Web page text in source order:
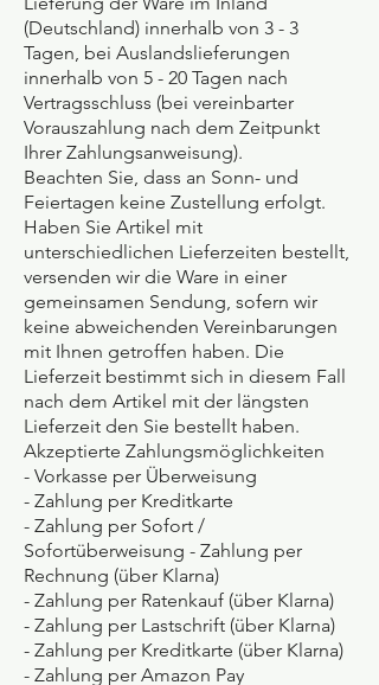
(Deutschland) innerhalb von 3 - 3
Tagen, bei Auslandslieferungen
innerhalb von 5 - 20 Tagen nach
Vertragsschluss (bei vereinbarter
Vorauszahlung nach dem Zeitpunkt
Ihrer Zahlungsanweisung).
Beachten Sie, dass an Sonn- und
Feiertagen keine Zustellung erfolgt.
Haben Sie Artikel mit
unterschiedlichen Lieferzeiten bestellt,
versenden wir die Ware in einer
gemeinsamen Sendung, sofern wir
keine abweichenden Vereinbarungen
mit Ihnen getroffen haben. Die
Lieferzeit bestimmt sich in diesem Fall
nach dem Artikel mit der längsten
Lieferzeit den Sie bestellt haben.
Akzeptierte Zahlungsmöglichkeiten
- Vorkasse per Überweisung
- Zahlung per Kreditkarte
- Zahlung per Sofort /
Sofortüberweisung - Zahlung per
Rechnung (über Klarna)
- Zahlung per Ratenkauf (über Klarna)
- Zahlung per Lastschrift (über Klarna)
- Zahlung per Kreditkarte (über Klarna)
- Zahlung per Amazon Pay